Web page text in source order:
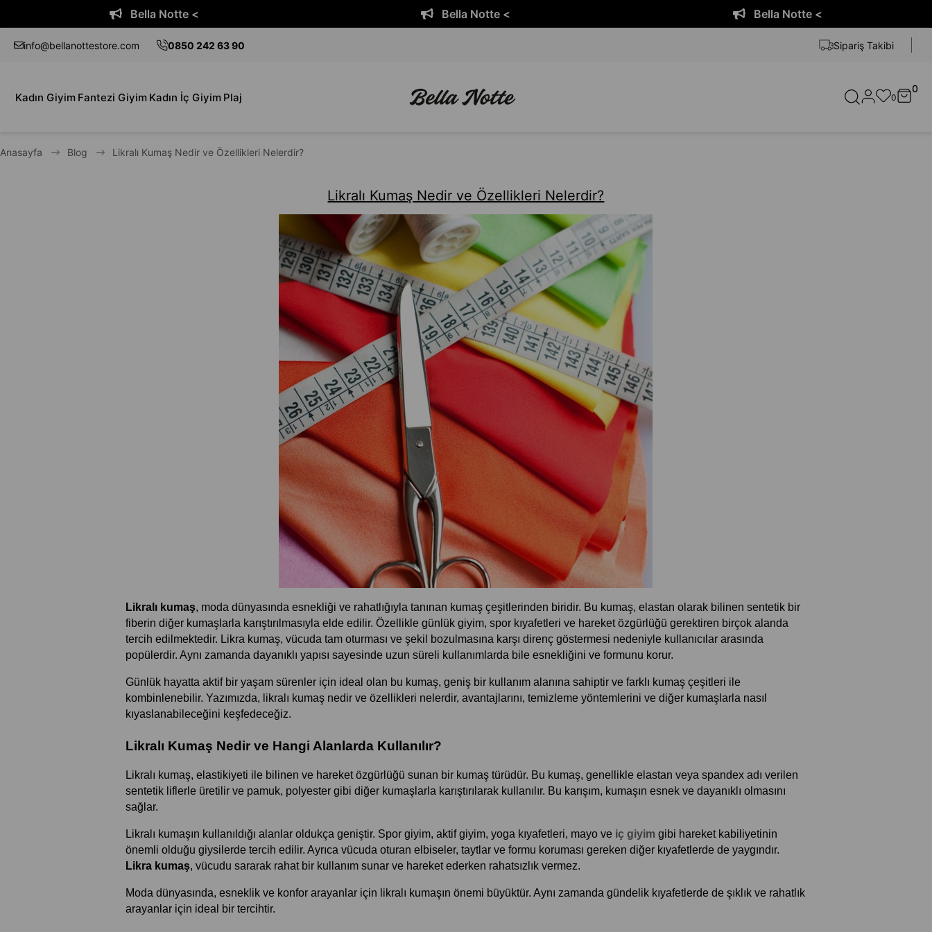
Bella Notte < Bella Notte < Bella Notte <
info@bellanottestore.com 0850 242 63 90 Sipariş Takibi
Kadın Giyim Fantezi Giyim Kadın İç Giyim Plaj 0
0
Anasayfa Blog Likralı Kumaş Nedir ve Özellikleri Nelerdir?
Likralı Kumaş Nedir ve Özellikleri Nelerdir?
Likralı kumaş, moda dünyasında esnekliği ve rahatlığıyla tanınan kumaş çeşitlerinden biridir. Bu kumaş, elastan olarak bilinen sentetik bir
fiberin diğer kumaşlarla karıştırılmasıyla elde edilir. Özellikle günlük giyim, spor kıyafetleri ve hareket özgürlüğü gerektiren birçok alanda
tercih edilmektedir. Likra kumaş, vücuda tam oturması ve şekil bozulmasına karşı direnç göstermesi nedeniyle kullanıcılar arasında
popülerdir. Aynı zamanda dayanıklı yapısı sayesinde uzun süreli kullanımlarda bile esnekliğini ve formunu korur.
Günlük hayatta aktif bir yaşam sürenler için ideal olan bu kumaş, geniş bir kullanım alanına sahiptir ve farklı kumaş çeşitleri ile
kombinlenebilir. Yazımızda, likralı kumaş nedir ve özellikleri nelerdir, avantajlarını, temizleme yöntemlerini ve diğer kumaşlarla nasıl
kıyaslanabileceğini keşfedeceğiz.
Likralı Kumaş Nedir ve Hangi Alanlarda Kullanılır?
Likralı kumaş, elastikiyeti ile bilinen ve hareket özgürlüğü sunan bir kumaş türüdür. Bu kumaş, genellikle elastan veya spandex adı verilen
sentetik liflerle üretilir ve pamuk, polyester gibi diğer kumaşlarla karıştırılarak kullanılır. Bu karışım, kumaşın esnek ve dayanıklı olmasını
sağlar.
Likralı kumaşın kullanıldığı alanlar oldukça geniştir. Spor giyim, aktif giyim, yoga kıyafetleri, mayo ve iç giyim gibi hareket kabiliyetinin
Likra kumaş, vücudu sararak rahat bir kullanım sunar ve hareket ederken rahatsızlık vermez.
Moda dünyasında, esneklik ve konfor arayanlar için likralı kumaşın önemi büyüktür. Aynı zamanda gündelik kıyafetlerde de şıklık ve rahatlık
arayanlar için ideal bir tercihtir.